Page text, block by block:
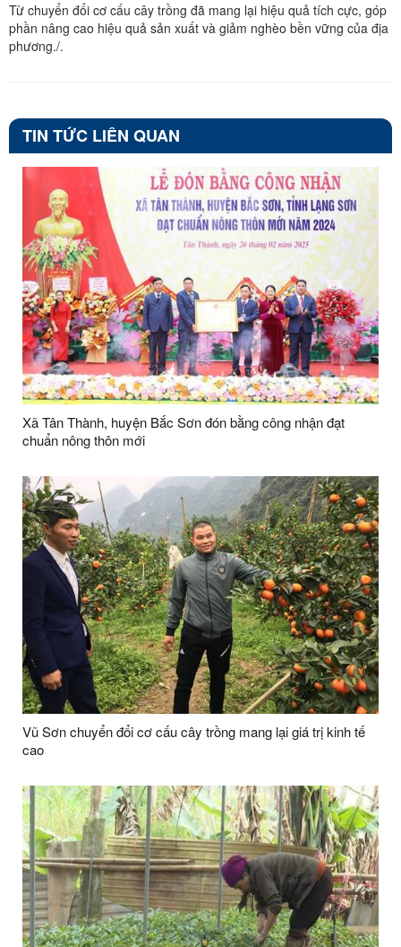
Từ chuyển đổi cơ cấu cây trồng đã mang lại hiệu quả tích cực, góp
phần nâng cao hiệu quả sản xuất và giảm nghèo bền vững của địa
phương./.
TIN TỨC LIÊN QUAN
Xã Tân Thành, huyện Bắc Sơn đón bằng công nhận đạt
chuẩn nông thôn mới
Vũ Sơn chuyển đổi cơ cấu cây trồng mang lại giá trị kinh tế
cao